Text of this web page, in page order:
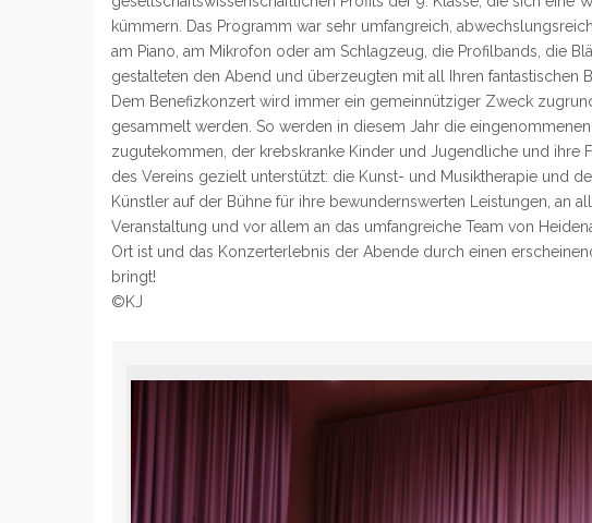
kümmern. Das Programm war sehr umfangreich,
am Piano, am Mikrofon oder am Schlagzeug, die Profilbands, die
gestalteten den Abend und überzeugten mit all Ihren fantastischen
Dem Benefizkonzert wird immer ein gemeinnütziger Zweck
gesammelt werden. So werden in diesem Jahr die
zugutekommen, der krebskranke Kinder und Jugendliche und ihre
des Vereins gezielt unterstützt: die Kunst- und Musiktherapie und
Künstler auf der Bühne für ihre bewundernswerten Leistungen, an
Veranstaltung und vor allem an das umfangreiche Team von
Ort ist und das Konzerterlebnis der Abende durch einen
bringt!
©KJ